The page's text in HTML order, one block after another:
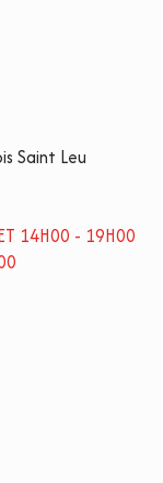
Saint Leu
14H00 - 19H00